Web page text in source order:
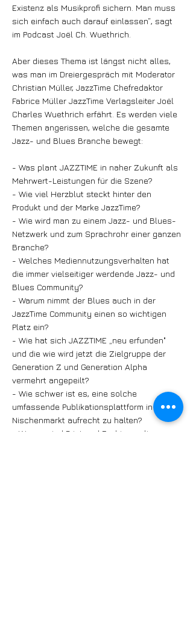
Existenz als Musikprofi sichern. Man muss
sich einfach auch darauf einlassen“, sagt
im Podcast Joël Ch. Wuethrich.
Aber dieses Thema ist längst nicht alles,
was man im Dreiergespräch mit Moderator
Christian Müller, JazzTime Chefredaktor
Fabrice Müller JazzTime Verlagsleiter Joël
Charles Wuethrich erfährt. Es werden viele
Themen angerissen, welche die gesamte
Jazz- und Blues Branche bewegt:
- Was plant JAZZTIME in naher Zukunft als
Mehrwert-Leistungen für die Szene?
- Wie viel Herzblut steckt hinter den
Produkt und der Marke JazzTime?
- Wie wird man zu einem Jazz- und Blues-
Netzwerk und zum Sprachrohr einer ganzen
Branche?
- Welches Mediennutzungsverhalten hat
die immer vielseitiger werdende Jazz- und
Blues Community?
- Warum nimmt der Blues auch in der
JazzTime Community einen so wichtigen
Platz ein?
- Wie hat sich JAZZTIME „neu erfunden"
und die wie wird jetzt die Zielgruppe der
Generation Z und Generation Alpha
vermehrt angepeilt?
- Wie schwer ist es, eine solche
umfassende Publikationsplattform in einem
Nischenmarkt aufrecht zu halten?
- Warum sind Print und Fachjournalismus